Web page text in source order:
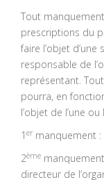
Tout
prescriptions du
faire l’objet
responsable de
représentant.
pourra, en
l’objet de l’une
1 er manquement :
2ème
directeur de